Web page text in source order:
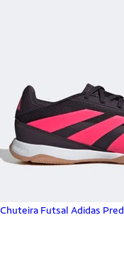
Chuteira Futsal Adidas